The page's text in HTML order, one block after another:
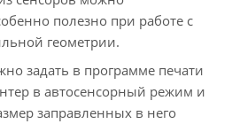
полезно при работе с
геометрии.
задать в программе печати
в автосенсорный режим и
заправленных в него